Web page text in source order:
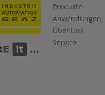
Produkte
Anwendungen
Über Uns
Service